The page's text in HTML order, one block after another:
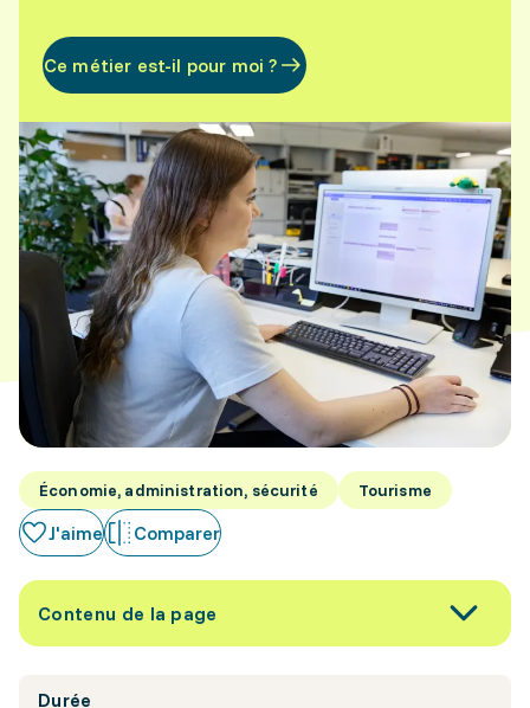
Ce métier est-il pour moi ?
Économie, administration, sécurité Tourisme
J'aime Comparer
Contenu de la page
Durée